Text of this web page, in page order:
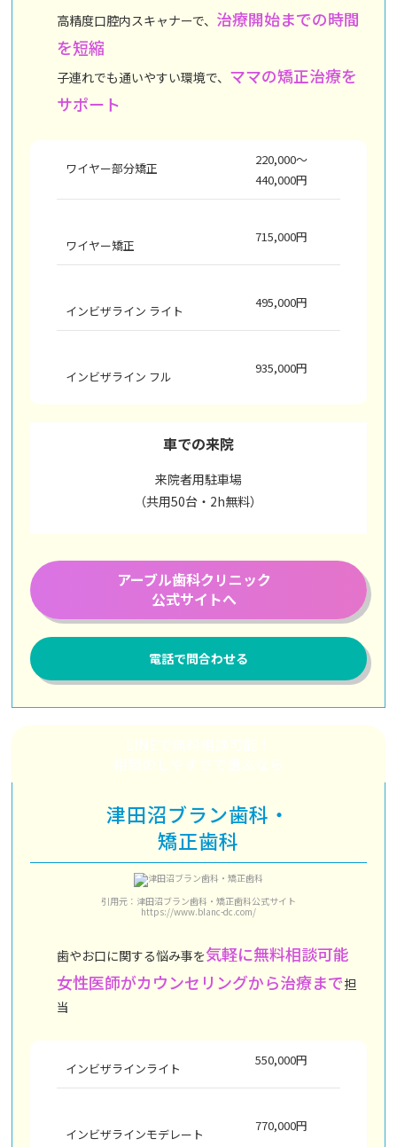
高精度口腔内スキャナーで、 治療開始までの時間
を短縮
子連れでも通いやすい環境で、 ママの矯正治療を
サポート
ワイヤー部分矯正
220,000～
440,000円
ワイヤー矯正
715,000円
インビザライン ライト
495,000円
インビザライン フル
935,000円
車での来院
来院者用駐車場
（共用50台・2h無料）
アーブル歯科クリニック
公式サイトへ
電話で問合わせる
津田沼ブラン歯科・
矯正歯科
引用元：津田沼ブラン歯科・矯正歯科公式サイト
https://www.blanc-dc.com/
歯やお口に関する悩み事を気軽に無料相談可能
女性医師がカウンセリングから治療まで担
当
インビザラインライト
550,000円
インビザラインモデレート
770,000円